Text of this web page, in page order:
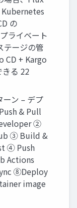
Kubernetes
の
ライベート
テージの管
CD + Kargo
きる 22
ーン – デプ
& Pull
②
③ Build &
④ Push
Actions
⑧Deploy
image